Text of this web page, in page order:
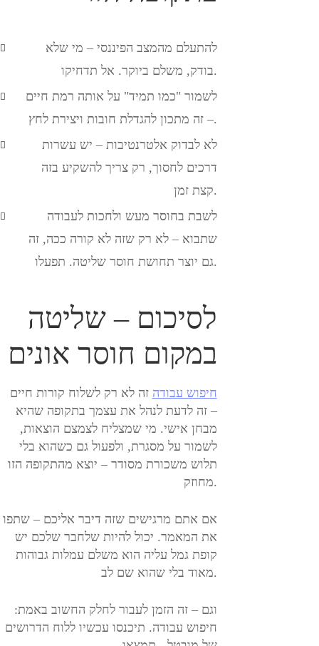
להתעלם מהמצב הפיננסי – מי שלא
בודק, משלם ביוקר. אל תדחיקו.
לשמור "כמו תמיד" על אותה רמת חיים
– זה מתכון להגדלת חובות ויצירת לחץ.
לא לבדוק אלטרנטיבות – יש עשרות
דרכים לחסוך, רק צריך להשקיע בזה
קצת זמן.
לשבת בחוסר מעש ולחכות לעבודה
שתבוא – לא רק שזה לא קורה ככה, זה
גם יוצר תחושת חוסר שליטה. תפעלו.
לסיכום – שליטה
במקום חוסר אונים
חיפוש עבודה זה לא רק לשלוח קורות חיים
– זה לדעת לנהל את עצמך בתקופה שהיא
מבחן אישי. מי שמצליח לצמצם הוצאות,
לשמור על מסגרת, ולפעול גם כשהוא בלי
תלוש משכורת מסודר – יוצא מהתקופה הזו
מחוזק.
אם אתם מרגישים שזה דיבר אליכם – שתפו
את המאמר. יכול להיות שלחבר שלכם יש
קופת גמל עליה הוא משלם עמלות גבוהות
מאוד בלי שהוא שם לב.
וגם – זה הזמן לעבור לחלק החשוב באמת:
חיפוש עבודה. תיכנסו עכשיו ללוח הדרושים